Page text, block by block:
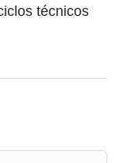
técnicos